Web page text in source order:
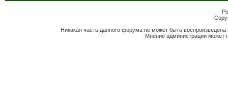
Никакая часть данного форума не может быть
Мнение администрации может